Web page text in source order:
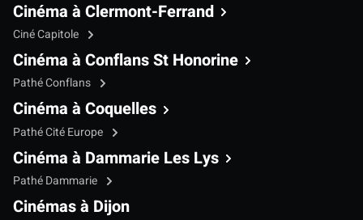
Cinéma à Clermont-Ferrand
Ciné Capitole
Cinéma à Conflans St Honorine
Pathé Conflans
Cinéma à Coquelles
Pathé Cité Europe
Cinéma à Dammarie Les Lys
Pathé Dammarie
Cinémas à Dijon